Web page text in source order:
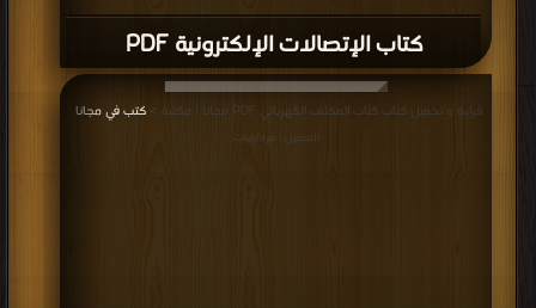
كتاب الإتصالات الإلكترونية PDF
قراءة و تحميل كتاب كتاب المكثف الكهربائي PDF مجانا | مكتبة > كتب في مجانا
التحميل : مرة/مرات